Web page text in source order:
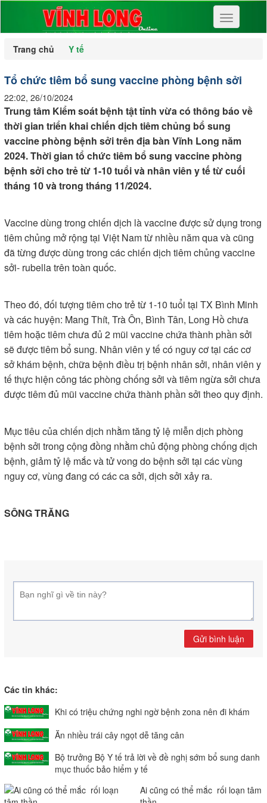
Toggle
navigation
Trang chủ
Y tế
Tổ chức tiêm bổ sung vaccine phòng bệnh sởi
22:02, 26/10/2024
Trung tâm Kiểm soát bệnh tật tỉnh vừa có thông báo về
thời gian triển khai chiến dịch tiêm chủng bổ sung
vaccine phòng bệnh sởi trên địa bàn Vĩnh Long năm
2024. Thời gian tổ chức tiêm bổ sung vaccine phòng
bệnh sởi cho trẻ từ 1-10 tuổi và nhân viên y tế từ cuối
tháng 10 và trong tháng 11/2024.
Vaccine dùng trong chiến dịch là vaccine được sử dụng trong
tiêm chủng mở rộng tại Việt Nam từ nhiều năm qua và cũng
đã từng được dùng trong các chiến dịch tiêm chủng vaccine
sởi- rubella trên toàn quốc.
Theo đó, đối tượng tiêm cho trẻ từ 1-10 tuổi tại TX Bình Minh
và các huyện: Mang Thít, Trà Ôn, Bình Tân, Long Hồ chưa
tiêm hoặc tiêm chưa đủ 2 mũi vaccine chứa thành phần sởi
sẽ được tiêm bổ sung. Nhân viên y tế có nguy cơ tại các cơ
sở khám bệnh, chữa bệnh điều trị bệnh nhân sởi, nhân viên y
tế thực hiện công tác phòng chống sởi và tiêm ngừa sởi chưa
được tiêm đủ mũi vaccine chứa thành phần sởi theo quy định.
Mục tiêu của chiến dịch nhằm tăng tỷ lệ miễn dịch phòng
bệnh sởi trong cộng đồng nhằm chủ động phòng chống dịch
bệnh, giảm tỷ lệ mắc và tử vong do bệnh sởi tại các vùng
nguy cơ, vùng đang có các ca sởi, dịch sởi xảy ra.
SÔNG TRĂNG
Gửi bình luận
Các tin khác:
Khi có triệu chứng nghi ngờ bệnh zona nên đi khám
Ăn nhiều trái cây ngọt dễ tăng cân
Bộ trưởng Bộ Y tế trả lời về đề nghị sớm bổ sung danh
mục thuốc bảo hiểm y tế
Ai cũng có thể mắc rối loạn tâm